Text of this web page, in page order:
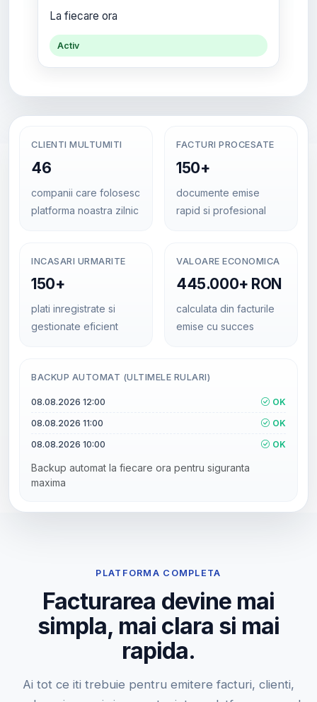
La fiecare ora
Activ
CLIENTI MULTUMITI
46
companii care folosesc
platforma noastra zilnic
FACTURI PROCESATE
150+
documente emise
rapid si profesional
INCASARI URMARITE
150+
plati inregistrate si
gestionate eficient
VALOARE ECONOMICA
445.000+ RON
calculata din facturile
emise cu succes
BACKUP AUTOMAT (ULTIMELE RULARI)
08.08.2026 12:00
OK
08.08.2026 11:00
OK
08.08.2026 10:00
OK
Backup automat la fiecare ora pentru siguranta
maxima
PLATFORMA COMPLETA
Facturarea devine mai
simpla, mai clara si mai
rapida.
Ai tot ce iti trebuie pentru emitere facturi, clienti,